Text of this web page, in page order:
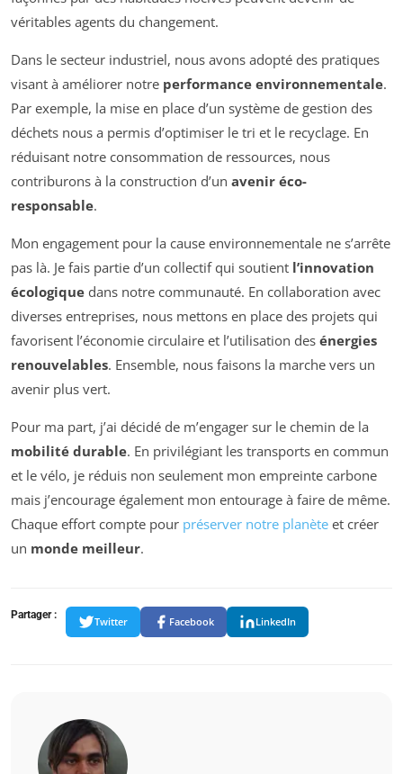
véritables agents du changement.
Dans le secteur industriel, nous avons adopté des pratiques
visant à améliorer notre performance environnementale.
Par exemple, la mise en place d’un système de gestion des
déchets nous a permis d’optimiser le tri et le recyclage. En
réduisant notre consommation de ressources, nous
contriburons à la construction d’un avenir éco-
responsable.
Mon engagement pour la cause environnementale ne s’arrête
pas là. Je fais partie d’un collectif qui soutient l’innovation
écologique dans notre communauté. En collaboration avec
diverses entreprises, nous mettons en place des projets qui
favorisent l’économie circulaire et l’utilisation des énergies
renouvelables. Ensemble, nous faisons la marche vers un
avenir plus vert.
Pour ma part, j’ai décidé de m’engager sur le chemin de la
mobilité durable. En privilégiant les transports en commun
et le vélo, je réduis non seulement mon empreinte carbone
mais j’encourage également mon entourage à faire de même.
Chaque effort compte pour préserver notre planète et créer
un monde meilleur.
Partager :
Twitter Facebook LinkedIn